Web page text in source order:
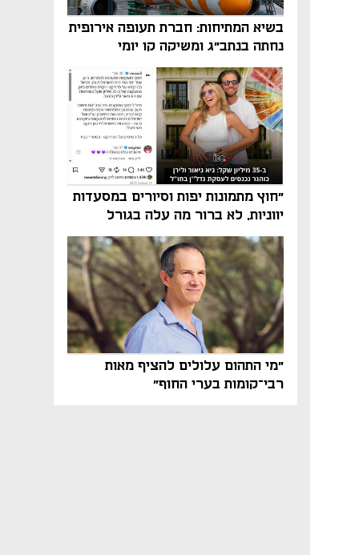
בשיא המתיחות: חברת תעופה אירופית
נחתה בנתב"ג ומשיקה קו יומי
"חוץ מתמונות יפות וסיורים במסעדות
יווניות, לא ברור מה עלה בגורל
פרויקט הנדל"ן"
"מי התהום עלולים להציף מאות
רבי־קומות בערי החוף"